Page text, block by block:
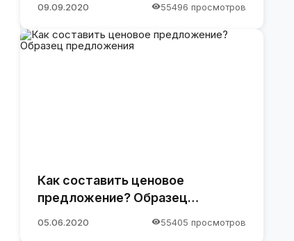
09.09.2020 55496 просмотров
Как составить ценовое
предложение? Образец
05.06.2020 55405 просмотров